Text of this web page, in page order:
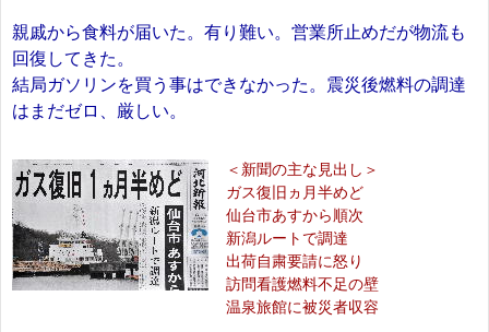
親戚から食料が届いた。有り難い。営業所止めだが物流も
回復してきた。
結局ガソリンを買う事はできなかった。震災後燃料の調達
はまだゼロ、厳しい。
＜新聞の主な見出し＞
ガス復旧ヵ月半めど
仙台市あすから順次
新潟ルートで調達
出荷自粛要請に怒り
訪問看護燃料不足の壁
温泉旅館に被災者収容